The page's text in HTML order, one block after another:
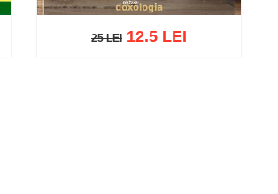
25 LEI 12.5 LEI